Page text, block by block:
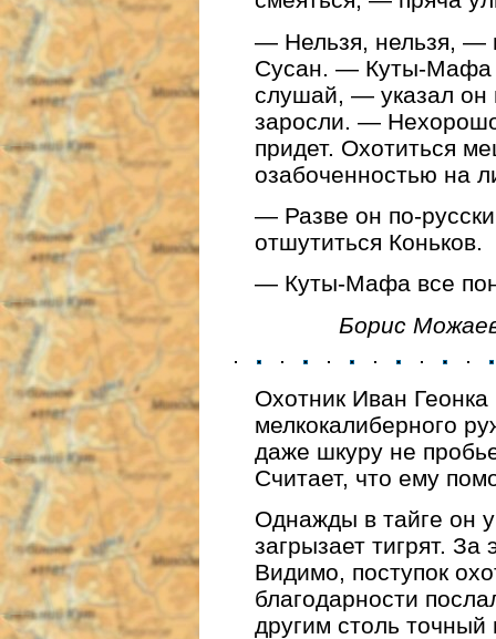
— Нельзя, нельзя, —
Сусан. — Куты-Мафа
слушай, — указал он
заросли. —
придет. Охотиться
озабоченностью на
— Разве он по-
отшутиться Коньков.
— Куты-Мафа все
Борис
Охотник Иван
мелкокалиберного
даже шкуру не
Считает, что ему
Однажды в тайге он
загрызает тигрят.
Видимо, поступок
благодарности
другим столь